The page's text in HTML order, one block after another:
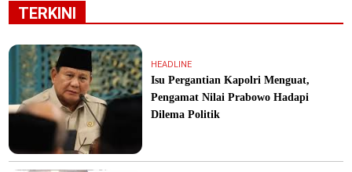
TERKINI
HEADLINE
Isu Pergantian Kapolri Menguat,
Pengamat Nilai Prabowo Hadapi
Dilema Politik